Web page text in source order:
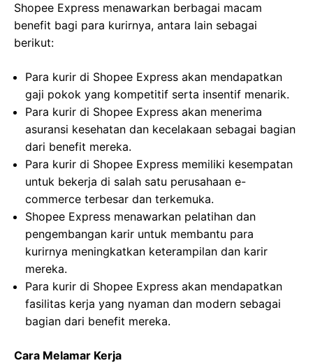
Shopee Express menawarkan berbagai macam
benefit bagi para kurirnya, antara lain sebagai
berikut:
Para kurir di Shopee Express akan mendapatkan
gaji pokok yang kompetitif serta insentif menarik.
Para kurir di Shopee Express akan menerima
asuransi kesehatan dan kecelakaan sebagai bagian
dari benefit mereka.
Para kurir di Shopee Express memiliki kesempatan
untuk bekerja di salah satu perusahaan e-
commerce terbesar dan terkemuka.
Shopee Express menawarkan pelatihan dan
pengembangan karir untuk membantu para
kurirnya meningkatkan keterampilan dan karir
mereka.
Para kurir di Shopee Express akan mendapatkan
fasilitas kerja yang nyaman dan modern sebagai
bagian dari benefit mereka.
Cara Melamar Kerja